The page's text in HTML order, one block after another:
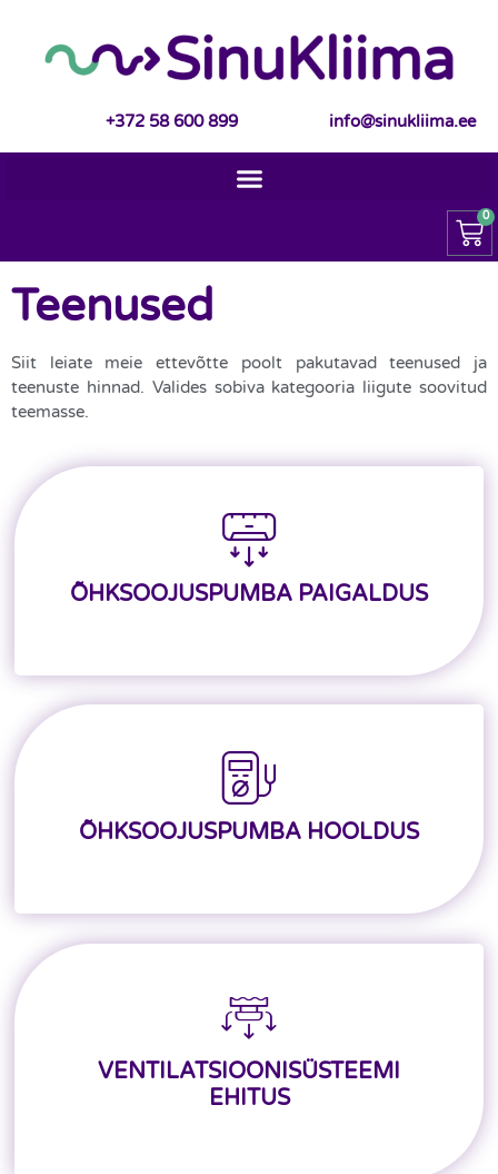
+372 58 600 899 info@sinukliima.ee
0
Teenused
Siit leiate meie ettevõtte poolt pakutavad teenused ja
teenuste hinnad. Valides sobiva kategooria liigute soovitud
teemasse.
ÕHKSOOJUSPUMBA PAIGALDUS
ÕHKSOOJUSPUMBA HOOLDUS
VENTILATSIOONISÜSTEEMI
EHITUS